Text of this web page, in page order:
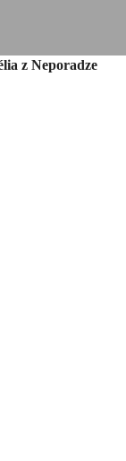
z Neporadze